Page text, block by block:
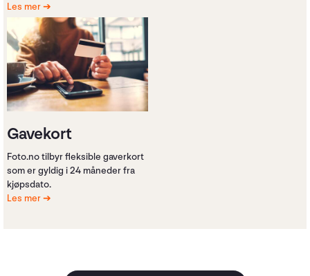
Les mer
Gavekort
Foto.no tilbyr fleksible gaverkort
som er gyldig i 24 måneder fra
kjøpsdato.
Les mer